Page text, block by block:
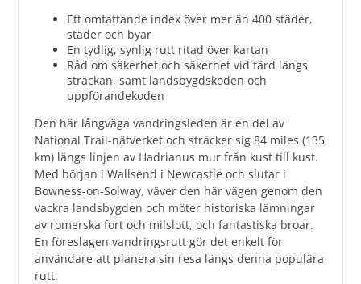
Ett omfattande index över mer än 400 städer,
städer och byar
En tydlig, synlig rutt ritad över kartan
Råd om säkerhet och säkerhet vid färd längs
sträckan, samt landsbygdskoden och
uppförandekoden
Den här långväga vandringsleden är en del av
National Trail-nätverket och sträcker sig 84 miles (135
km) längs linjen av Hadrianus mur från kust till kust.
Med början i Wallsend i Newcastle och slutar i
Bowness-on-Solway, väver den här vägen genom den
vackra landsbygden och möter historiska lämningar
av romerska fort och milslott, och fantastiska broar.
En föreslagen vandringsrutt gör det enkelt för
användare att planera sin resa längs denna populära
rutt.